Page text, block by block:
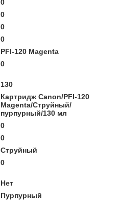
0
0
0
0
PFI-120 Magenta
0
130
Картридж Canon/PFI-120
Magenta/Струйный/
пурпурный/130 мл
0
0
Струйный
0
Нет
Пурпурный